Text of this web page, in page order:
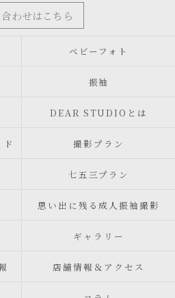
わせはこちら
ベビーフォト
振袖
DEAR STUDIOとは
撮影プラン
七五三プラン
思い出に残る成人振袖撮影
ギャラリー
店舗情報＆アクセス